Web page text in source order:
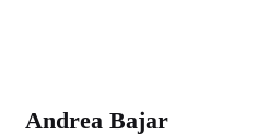
Andrea Bajar